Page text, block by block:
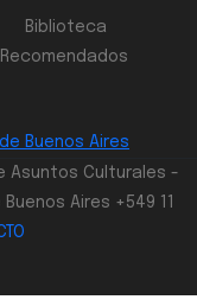
Biblioteca
Asuntos Culturales -
Aires +549 11